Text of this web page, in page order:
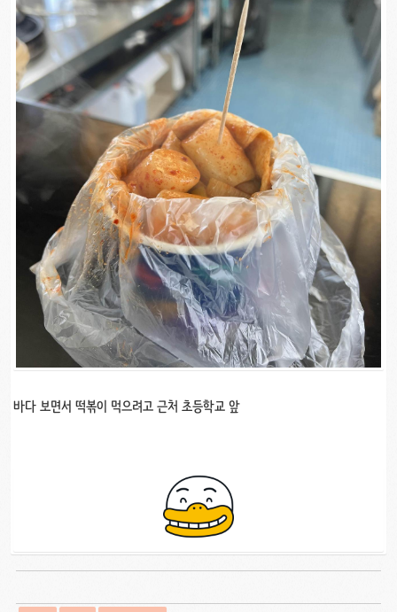
바다 보면서 떡볶이 먹으려고 근처 초등학교 앞